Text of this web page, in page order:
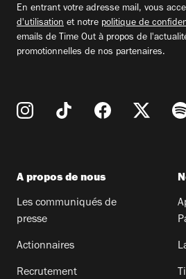
En entrant votre adresse mail, vous
d'utilisation et notre politique de
emails de Time Out à propos de
promotionnelles de nos partenaires.
A propos de nous
Les communiqués de
presse
Actionnaires
Recrutement